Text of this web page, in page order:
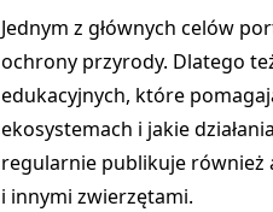
Jednym z głównych celów
ochrony przyrody. Dlatego
edukacyjnych, które
ekosystemach i jakie
regularnie publikuje również
i innymi zwierzętami.